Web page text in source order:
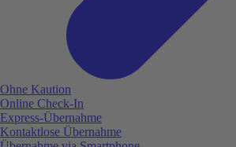
Ohne Kaution
Online Check-In
Express-Übernahme
Kontaktlose Übernahme